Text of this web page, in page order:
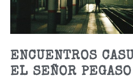
ENCUENTROS
EL SEÑOR PEGASO